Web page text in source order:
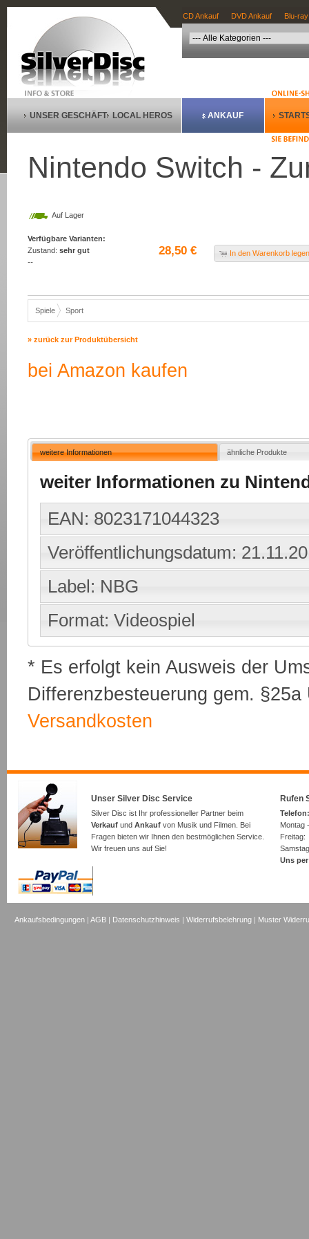
CD Ankauf DVD Ankauf Blu-
UNSER GESCHÄFT LOCAL HEROS ANKAUF
Nintendo Switch -
Auf Lager
Verfügbare Varianten:
Zustand: sehr gut
--
28,50 € In den Warenkorb
Spiele Sport
» zurück zur Produktübersicht
bei Amazon kaufen
weitere Informationen ähnliche Produkte
weiter Informationen zu
EAN: 8023171044323
Veröffentlichungsdatum:
Label: NBG
Format: Videospiel
* Es erfolgt kein Ausweis der
Differenzbesteuerung gem.
Versandkosten
Unser Silver Disc Service
Silver Disc ist Ihr professioneller Partner beim
Verkauf und Ankauf von Musik und Filmen. Bei
Fragen bieten wir Ihnen den bestmöglichen Service.
Wir freuen uns auf Sie!
Rufen
Montag
Uns
Ankaufsbedingungen |AGB | Datenschutzhinweis |Widerrufsbelehrung | Muster